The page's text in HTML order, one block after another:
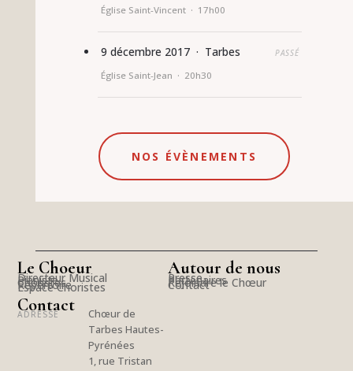
Église Saint-Vincent · 17h00
9 décembre 2017 · Tarbes PASSÉ
Église Saint-Jean · 20h30
NOS ÉVÈNEMENTS
Le Choeur
Directeur Musical
Pianiste
Choristes
Répertoire
Espace Choristes
Autour de nous
Presse
Partenaires
Rejoindre le Chœur
Contact
Contact
ADRESSE
Chœur de
Tarbes Hautes-
Pyrénées
1, rue Tristan